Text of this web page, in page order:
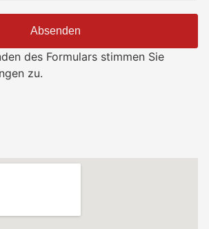
Absenden
des Formulars stimmen Sie
zu.